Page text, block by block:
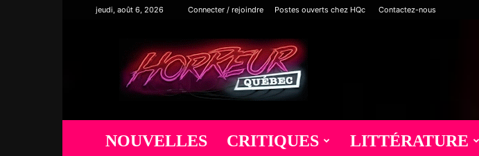
jeudi, août 6, 2026 Connecter / rejoindre Postes ouverts chez HQc Contactez-nous
Horreur
Québec
NOUVELLES CRITIQUES LITTÉRATURE